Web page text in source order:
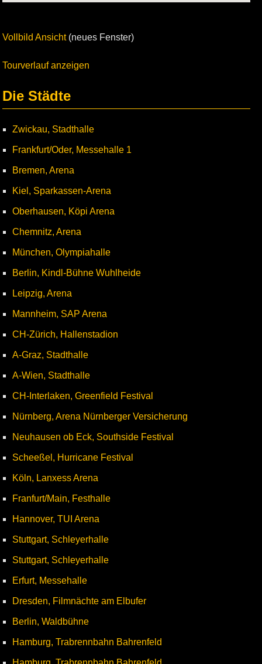
Vollbild Ansicht(neues Fenster)
Tourverlauf anzeigen
Die Städte
Zwickau, Stadthalle
Frankfurt/Oder, Messehalle 1
Bremen, Arena
Kiel, Sparkassen-Arena
Oberhausen, Köpi Arena
Chemnitz, Arena
München, Olympiahalle
Berlin, Kindl-Bühne Wuhlheide
Leipzig, Arena
Mannheim, SAP Arena
CH-Zürich, Hallenstadion
A-Graz, Stadthalle
A-Wien, Stadthalle
CH-Interlaken, Greenfield Festival
Nürnberg, Arena Nürnberger Versicherung
Neuhausen ob Eck, Southside Festival
Scheeßel, Hurricane Festival
Köln, Lanxess Arena
Franfurt/Main, Festhalle
Hannover, TUI Arena
Stuttgart, Schleyerhalle
Stuttgart, Schleyerhalle
Erfurt, Messehalle
Dresden, Filmnächte am Elbufer
Berlin, Waldbühne
Hamburg, Trabrennbahn Bahrenfeld